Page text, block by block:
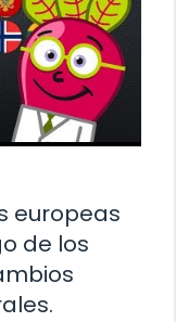
europeas
de los